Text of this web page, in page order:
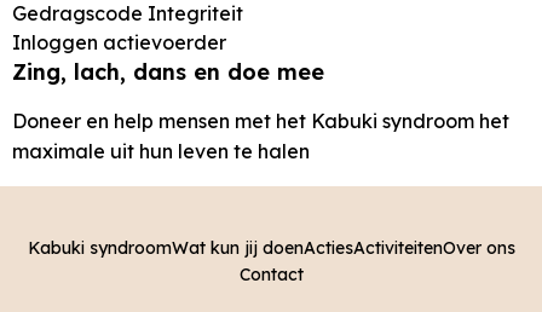
Gedragscode Integriteit
Inloggen actievoerder
Zing, lach, dans en doe mee
Doneer en help mensen met het Kabuki syndroom het
maximale uit hun leven te halen
Kabuki syndroomWat kun jij doenActiesActiviteitenOver ons
Contact